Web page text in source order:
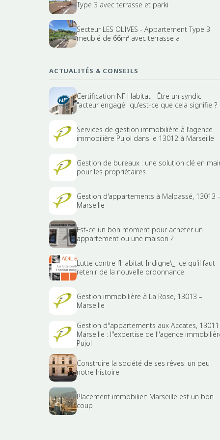
Type 3 avec terrasse et parki
Secteur LES OLIVES - Appartement Type 3
meublé de 66m² avec terrasse a
ACTUALITÉS & CONSEILS
Certification NF Habitat - Être un syndic
"acteur engagé" qu'est-ce que cela signifie ?
Services de gestion immobilière à l'agence
immobilière Pujol dans le 13012 à Marseille
Gestion de bureaux : une solution clé en
pour les propriétaires
Gestion d'appartements à Malpassé, 13013
Marseille
Est-ce un bon moment pour acheter un
appartement ou une maison ?
Lutte contre l’Habitat Indigne\_: ce qu'il faut
retenir de la nouvelle ordonnance.
Gestion immobilière à La Rose, 13013 –
Marseille
Gestion d''appartements aux Accates, 13011
Marseille : l''expertise de l''agence
Pujol
Construire la société de ses rêves: un peu
notre histoire
Placement immobilier: Marseille est un bon
coup